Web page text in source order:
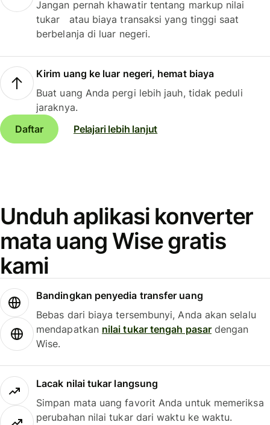
Jangan pernah khawatir tentang markup nilai
tukar atau biaya transaksi yang tinggi saat
berbelanja di luar negeri.
Kirim uang ke luar negeri, hemat biaya
Buat uang Anda pergi lebih jauh, tidak peduli
jaraknya.
Daftar
Pelajari lebih lanjut
Unduh aplikasi konverter
mata uang Wise gratis
kami
Bandingkan penyedia transfer uang
Bebas dari biaya tersembunyi, Anda akan selalu
mendapatkan nilai tukar tengah pasardengan
Wise.
Lacak nilai tukar langsung
Simpan mata uang favorit Anda untuk memeriksa
perubahan nilai tukar dari waktu ke waktu.